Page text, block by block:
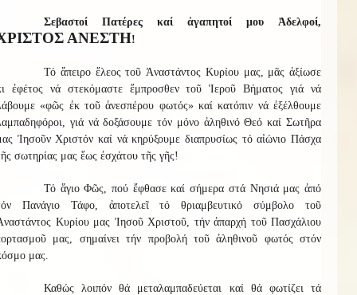
Σεβαστοί Πατέρες καί ἀγαπητοί μου Ἀδελφοί,
ΑΝΕΣΤΗ!
Τό ἄπειρο ἔλεος τοῦ Ἀναστάντος Κυρίου μας, μᾶς ἀξίωσε
ἐφέτος νά στεκόμαστε ἔμπροσθεν τοῦ Ἱεροῦ Βήματος γιά νά
«φῶς ἐκ τοῦ ἀνεσπέρου φωτός» καί κατόπιν νά ἐξέλθουμε
γιά νά δοξάσουμε τόν μόνο ἀληθινό Θεό καί Σωτῆρα
Ἰησοῦν Χριστόν καί νά κηρύξουμε διαπρυσίως τό αἰώνιο Πάσχα
σωτηρίας μας ἕως ἐσχάτου τῆς γῆς!
Τό ἅγιο Φῶς, πού ἔφθασε καί σήμερα στά Νησιά μας ἀπό
Πανάγιο Τάφο, ἀποτελεῖ τό θριαμβευτικό σύμβολο τοῦ
Κυρίου μας Ἰησοῦ Χριστοῦ, τήν ἀπαρχή τοῦ Πασχάλιου
μας, σημαίνει τήν προβολή τοῦ ἀληθινοῦ φωτός στόν
μας.
Καθώς λοιπόν θά μεταλαμπαδεύεται καί θά φωτίζει τά